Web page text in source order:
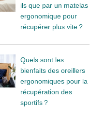
ils que par un matelas
ergonomique pour
récupérer plus vite ?
Quels sont les
bienfaits des oreillers
ergonomiques pour la
récupération des
sportifs ?